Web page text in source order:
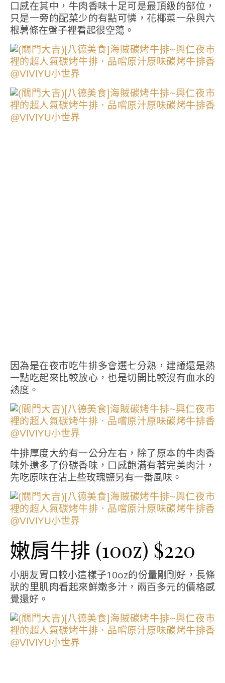
口感在其中，牛肉香味十足可是最頂級的部位，
只是一旁的配菜少的有點可憐，花椰菜一朵與六
根薯條在盤子裡看起很空蕩。
因為是在夜市吃牛排多會選七分熟，建議還是熟
一點吃起來比較放心，也是切開比較沒有血水的
熟度。
牛排厚度大約有一公分左右，除了原本的牛肉香
味外還多了份碳香味，口感飽滿有著完美肉汁，
先吃原味在沾上些玫瑰鹽另有一番風味。
嫩肩牛排 (10oz) $220
小朋友胃口較小這樣子10oz的份量剛剛好，長條
狀的里肌肉看起來鮮嫩多汁，兩百多元的價格感
覺還好。